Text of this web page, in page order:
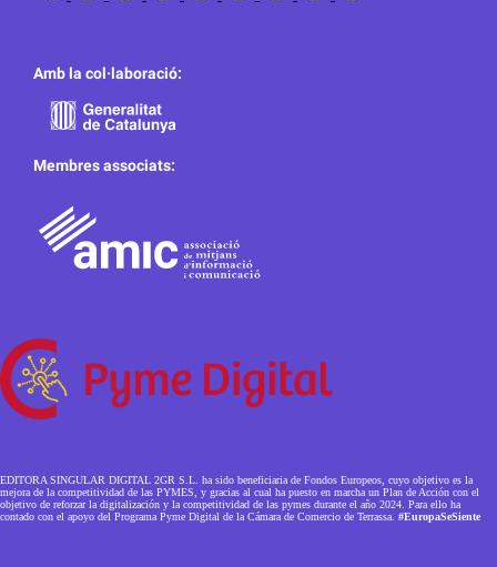
Amb la col·laboració:
Membres associats:
EDITORA SINGULAR DIGITAL 2GR S.L. ha sido beneficiaria de Fondos Europeos, cuyo objetivo es la
mejora de la competitividad de las PYMES, y gracias al cual ha puesto en marcha un Plan de Acción con el
objetivo de reforzar la digitalización y la competitividad de las pymes durante el año 2024. Para ello ha
contado con el apoyo del Programa Pyme Digital de la Cámara de Comercio de Terrassa. #EuropaSeSiente